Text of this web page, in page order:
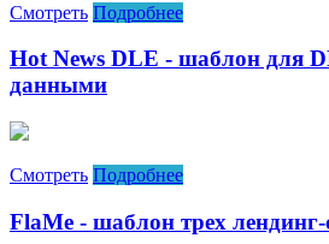
Смотреть Подробнее
Hot News DLE - шаблон для
данными
Смотреть Подробнее
FlaMe - шаблон трех